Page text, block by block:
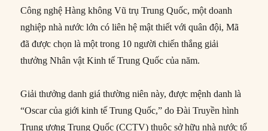
Công nghệ Hàng không Vũ trụ Trung Quốc, một doanh
nghiệp nhà nước lớn có liên hệ mật thiết với quân đội, Mã
đã được chọn là một trong 10 người chiến thắng giải
thưởng Nhân vật Kinh tế Trung Quốc của năm.
Giải thưởng danh giá thường niên này, được mệnh danh là
“Oscar của giới kinh tế Trung Quốc,” do Đài Truyền hình
Trung ương Trung Quốc (CCTV) thuộc sở hữu nhà nước tổ